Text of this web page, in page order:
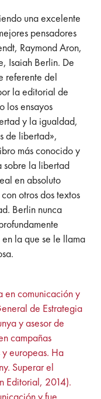
una excelente
pensadores
Raymond Aron,
Isaiah Berlin. De
referente del
la editorial de
los ensayos
y la igualdad,
de libertad»,
más conocido y
sobre la libertad
en absoluto
otros dos textos
Berlin nunca
la que se le llama
en comunicación y
de Estrategia
y asesor de
campañas
europeas. Ha
Superar el
Editorial, 2014).
y fue